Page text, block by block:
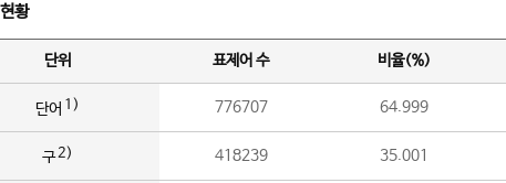
황
단위 표제어 수 비율(%)
단어 1) 776707 64.999
구2) 418239 35.001